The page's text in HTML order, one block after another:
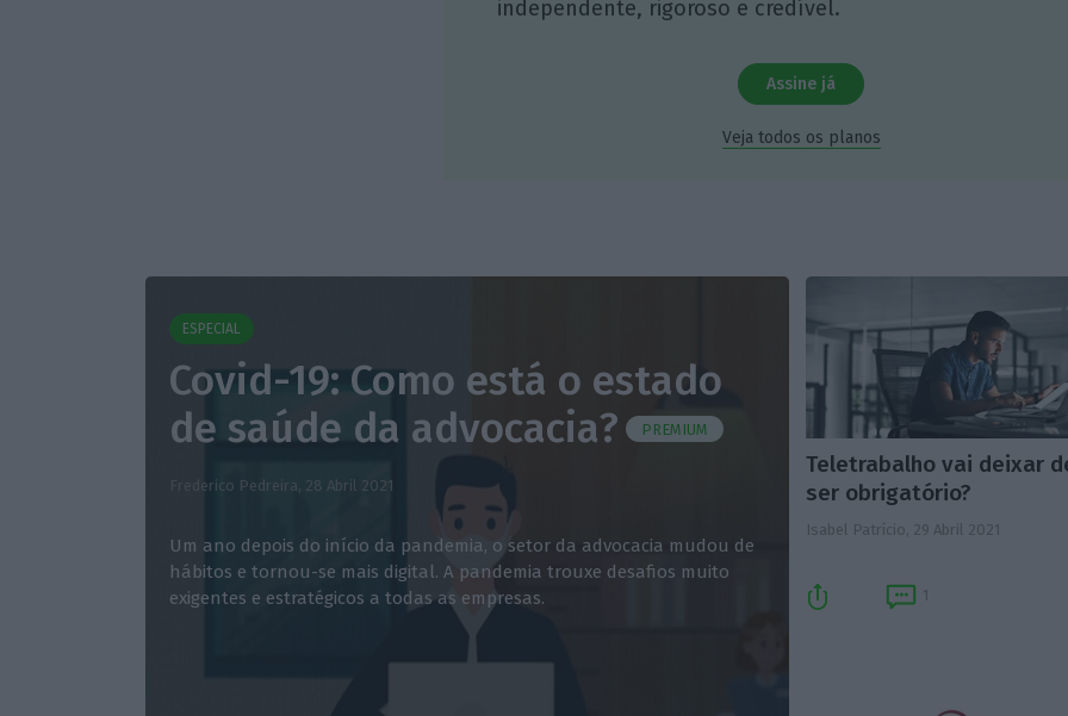
independente, rigoroso e credível.
Assine já
Veja todos os planos
ESPECIAL
Covid-19: Como está o estado
de saúde da advocacia?
PREMIUM
Frederico Pedreira, 28 Abril 2021
Um ano depois do início da pandemia, o setor da advocacia mudou de
hábitos e tornou-se mais digital. A pandemia trouxe desafios muito
exigentes e estratégicos a todas as empresas.
Teletrabalho vai deixar
ser obrigatório?
Isabel Patrício, 29 Abril 2021